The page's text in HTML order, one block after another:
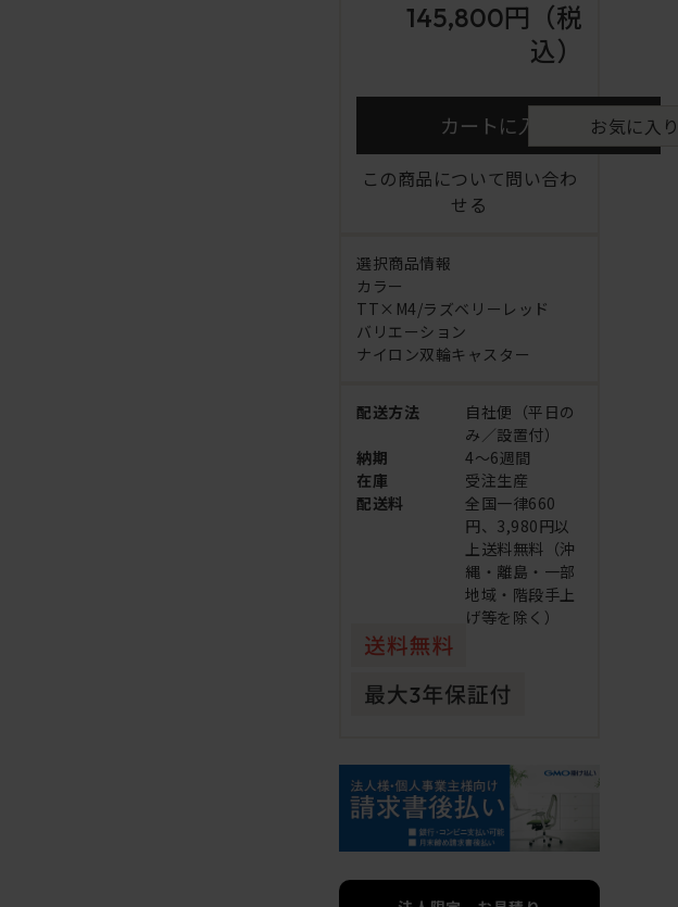
145,800円 （税
込）
カートに入れる お気に入
この商品について問い合わ
せる
選択商品情報
カラー
TT×M4/ラズベリーレッド
バリエーション
ナイロン双輪キャスター
配送方法
自社便（平日の
み／設置付）
納期
4～6週間
在庫
受注生産
配送料
全国一律660
円、3,980円以
上送料無料（沖
縄・離島・一部
地域・階段手上
げ等を除く）